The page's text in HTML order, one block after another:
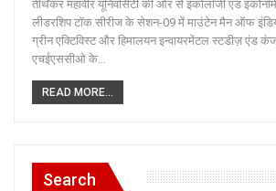
तीर्थंकर महावीर यूनिवर्सिटी की ओर से इकोलॉजी एंड
लीडरशिप टॉक सीरीज के सेशन-09 में माउंटेन मैन ऑफ
ग्रीन एक्टिविस्ट और हिमालयन इन्वायरमेंटल स्टडीज़ एंड
एचईएससीओ के…
READ MORE...
Search